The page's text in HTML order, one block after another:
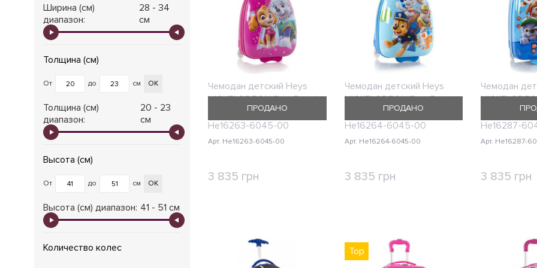
Ширина (см)
диапазон:
28 - 34
см
Толщина (см)
От до см ОК
Толщина (см)
диапазон:
20 - 23
см
Высота (см)
От до см ОК
Высота (см) диапазон: 41 - 51 см
Количество колес
Чемодан детский Heys
NICKELODEON/Paw Patrol
Rose XS Очень Маленький
He16263-6045-00
Арт. He16263-6045-00
ПРОДАНО
3 835 грн
Чемодан детский Heys
NICKELODEON/Paw Patrol
Sky XS Очень Маленький
He16264-6045-00
Арт. He16264-6045-00
ПРОДАНО
3 835 грн
Чемодан
Blue XS
He16287-
Арт. He16287-
3 835 грн
Top